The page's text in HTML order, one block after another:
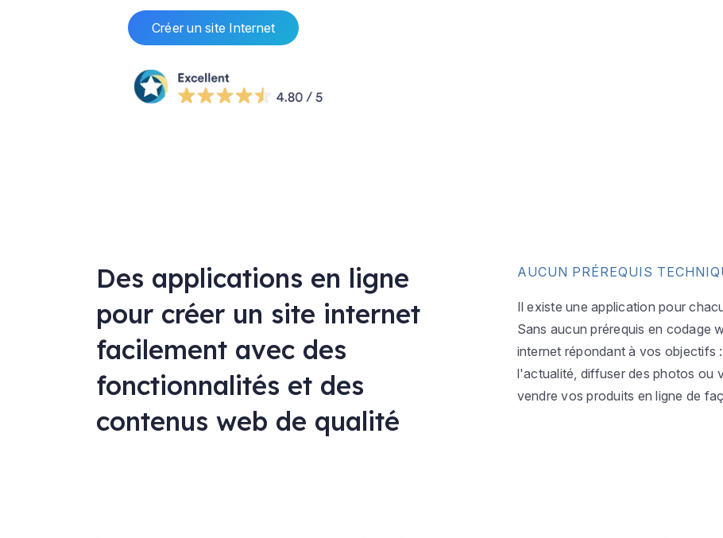
Créer un site Internet
Des applications en ligne
pour créer un site internet
facilement avec des
fonctionnalités et des
contenus web de qualité
AUCUN PRÉREQUIS
Il existe une application pour
Sans aucun prérequis en codage
internet répondant à vos objectifs
l'actualité, diffuser des photos ou
vendre vos produits en ligne de